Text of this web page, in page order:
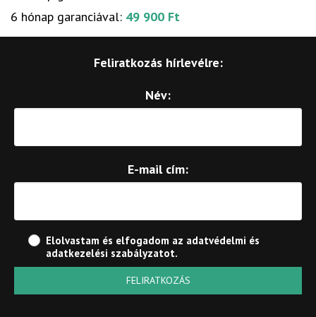
6 hónap garanciával: 49 900 Ft
Feliratkozás hírlevélre:
Név:
E-mail cím:
Elolvastam és elfogadom az adatvédelmi és
adatkezelési szabályzatot.
FELIRATKOZÁS